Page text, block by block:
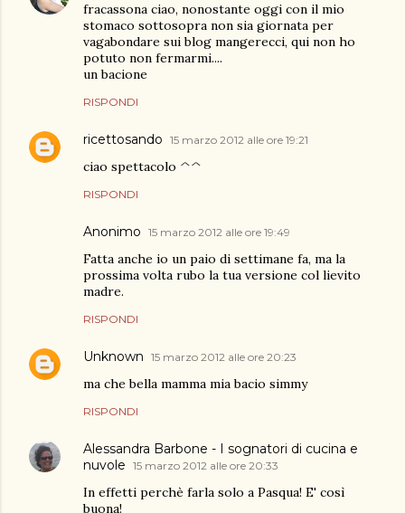
fracassona ciao, nonostante oggi con il mio
stomaco sottosopra non sia giornata per
vagabondare sui blog mangerecci, qui non ho
potuto non fermarmi....
un bacione
RISPONDI
ricettosando 15 marzo 2012 alle ore 19:21
ciao spettacolo ^^
RISPONDI
Anonimo 15 marzo 2012 alle ore 19:49
Fatta anche io un paio di settimane fa, ma la
prossima volta rubo la tua versione col lievito
madre.
RISPONDI
Unknown 15 marzo 2012 alle ore 20:23
ma che bella mamma mia bacio simmy
RISPONDI
Alessandra Barbone - I sognatori di cucina e
nuvole 15 marzo 2012 alle ore 20:33
In effetti perchè farla solo a Pasqua! E' così
buona!